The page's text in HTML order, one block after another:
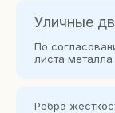
Уличные
По
листа металла
Ребра